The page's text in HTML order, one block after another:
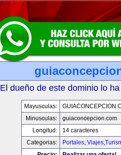
El dueño de este dominio lo
Mayusculas:
Minusculas:
guiaconcepcion.com
Longitud:
14 caracteres
Categorias:
Portales,